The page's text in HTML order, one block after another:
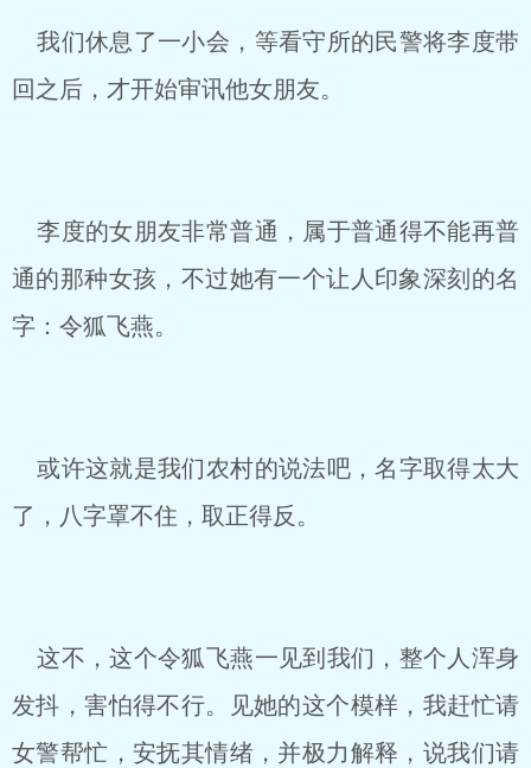
我们休息了一小会，等看守所的民警将李度带
回之后，才开始审讯他女朋友。
李度的女朋友非常普通，属于普通得不能再普
通的那种女孩，不过她有一个让人印象深刻的名
字：令狐飞燕。
或许这就是我们农村的说法吧，名字取得太大
了，八字罩不住，取正得反。
这不，这个令狐飞燕一见到我们，整个人浑身
发抖，害怕得不行。见她的这个模样，我赶忙请
女警帮忙，安抚其情绪，并极力解释，说我们请